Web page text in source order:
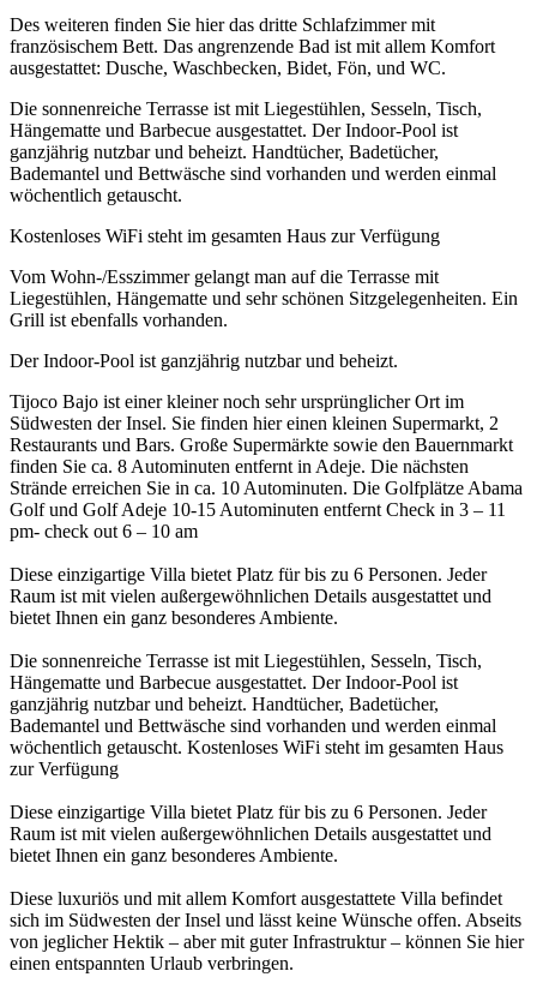
Des weiteren finden Sie hier das dritte Schlafzimmer mit
französischem Bett. Das angrenzende Bad ist mit allem Komfort
ausgestattet: Dusche, Waschbecken, Bidet, Fön, und WC.
Die sonnenreiche Terrasse ist mit Liegestühlen, Sesseln, Tisch,
Hängematte und Barbecue ausgestattet. Der Indoor-Pool ist
ganzjährig nutzbar und beheizt. Handtücher, Badetücher,
Bademantel und Bettwäsche sind vorhanden und werden einmal
wöchentlich getauscht.
Kostenloses WiFi steht im gesamten Haus zur Verfügung
Vom Wohn-/Esszimmer gelangt man auf die Terrasse mit
Liegestühlen, Hängematte und sehr schönen Sitzgelegenheiten. Ein
Grill ist ebenfalls vorhanden.
Der Indoor-Pool ist ganzjährig nutzbar und beheizt.
Tijoco Bajo ist einer kleiner noch sehr ursprünglicher Ort im
Südwesten der Insel. Sie finden hier einen kleinen Supermarkt, 2
Restaurants und Bars. Große Supermärkte sowie den Bauernmarkt
finden Sie ca. 8 Autominuten entfernt in Adeje. Die nächsten
Strände erreichen Sie in ca. 10 Autominuten. Die Golfplätze Abama
Golf und Golf Adeje 10-15 Autominuten entfernt Check in 3 – 11
pm- check out 6 – 10 am
Diese einzigartige Villa bietet Platz für bis zu 6 Personen. Jeder
Raum ist mit vielen außergewöhnlichen Details ausgestattet und
bietet Ihnen ein ganz besonderes Ambiente.
Die sonnenreiche Terrasse ist mit Liegestühlen, Sesseln, Tisch,
Hängematte und Barbecue ausgestattet. Der Indoor-Pool ist
ganzjährig nutzbar und beheizt. Handtücher, Badetücher,
Bademantel und Bettwäsche sind vorhanden und werden einmal
wöchentlich getauscht. Kostenloses WiFi steht im gesamten Haus
zur Verfügung
Diese einzigartige Villa bietet Platz für bis zu 6 Personen. Jeder
Raum ist mit vielen außergewöhnlichen Details ausgestattet und
bietet Ihnen ein ganz besonderes Ambiente.
Diese luxuriös und mit allem Komfort ausgestattete Villa befindet
sich im Südwesten der Insel und lässt keine Wünsche offen. Abseits
von jeglicher Hektik – aber mit guter Infrastruktur – können Sie hier
einen entspannten Urlaub verbringen.